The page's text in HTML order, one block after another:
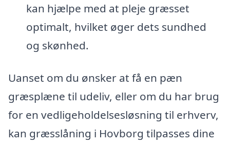
kan hjælpe med at pleje græsset
optimalt, hvilket øger dets sundhed
og skønhed.
Uanset om du ønsker at få en pæn
græsplæne til udeliv, eller om du har brug
for en vedligeholdelsesløsning til erhverv,
kan græsslåning i Hovborg tilpasses dine